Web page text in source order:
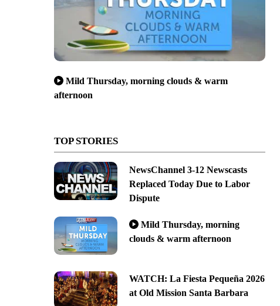
Mild Thursday, morning clouds & warm
afternoon
TOP STORIES
NewsChannel 3-12 Newscasts
Replaced Today Due to Labor
Dispute
Mild Thursday, morning
clouds & warm afternoon
WATCH: La Fiesta Pequeña 2026
at Old Mission Santa Barbara